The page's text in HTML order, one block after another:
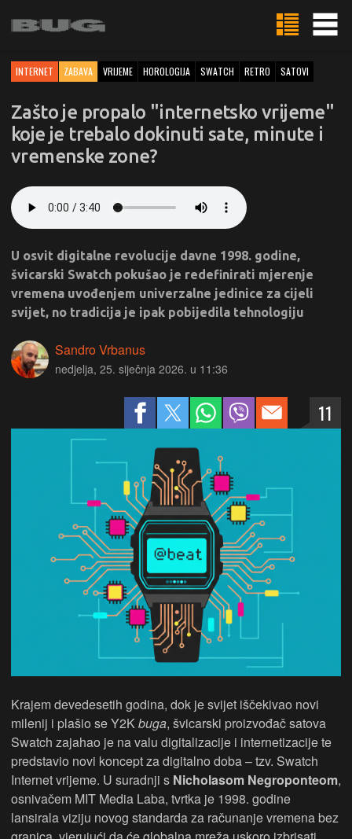
INTERNET ZABAVA VRIJEME HOROLOGIJA SWATCH RETRO SATOVI
Zašto je propalo "internetsko vrijeme"
koje je trebalo dokinuti sate, minute i
vremenske zone?
U osvit digitalne revolucije davne 1998. godine,
švicarski Swatch pokušao je redefinirati mjerenje
vremena uvođenjem univerzalne jedinice za cijeli
svijet, no tradicija je ipak pobijedila tehnologiju
Sandro Vrbanus
nedjelja, 25. siječnja 2026. u 11:36
11
Krajem devedesetih godina, dok je svijet iščekivao novi
milenij i plašio se Y2Kbuga, švicarski proizvođač satova
Swatch zajahao je na valu digitalizacije i internetizacije te
predstavio novi koncept za digitalno doba – tzv. Swatch
Internet vrijeme. U suradnji s Nicholasom Negroponteom,
osnivačem MIT Media Laba, tvrtka je 1998. godine
lansirala viziju novog standarda za računanje vremena bez